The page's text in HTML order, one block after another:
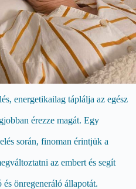
energetikailag táplálja az egész
érezze magát. Egy
során, finoman érintjük a
az embert és segít
önregeneráló állapotát.